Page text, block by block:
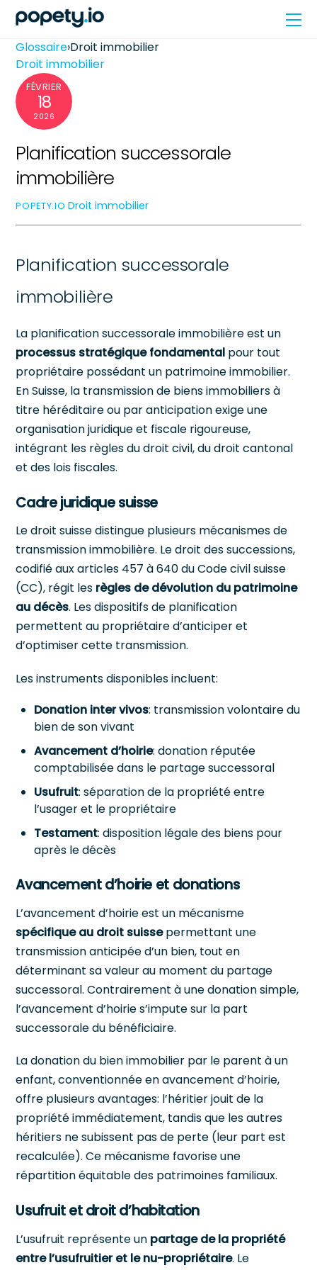
Skip
content
Glossaire›Droit immobilier
Droit immobilier
FÉVRIER
18
2026
Planification successorale
immobilière
POPETY.IO Droit immobilier
Planification successorale
immobilière
La planification successorale immobilière est un
processus stratégique fondamental pour tout
propriétaire possédant un patrimoine immobilier.
En Suisse, la transmission de biens immobiliers à
titre héréditaire ou par anticipation exige une
organisation juridique et fiscale rigoureuse,
intégrant les règles du droit civil, du droit cantonal
et des lois fiscales.
Cadre juridique suisse
Le droit suisse distingue plusieurs mécanismes de
transmission immobilière. Le droit des successions,
codifié aux articles 457 à 640 du Code civil suisse
(CC), régit les règles de dévolution du patrimoine
au décès. Les dispositifs de planification
permettent au propriétaire d’anticiper et
d’optimiser cette transmission.
Les instruments disponibles incluent:
Donation inter vivos: transmission volontaire du
bien de son vivant
Avancement d’hoirie: donation réputée
comptabilisée dans le partage successoral
Usufruit: séparation de la propriété entre
l’usager et le propriétaire
Testament: disposition légale des biens pour
après le décès
Avancement d’hoirie et donations
L’avancement d’hoirie est un mécanisme
spécifique au droit suissepermettant une
transmission anticipée d’un bien, tout en
déterminant sa valeur au moment du partage
successoral. Contrairement à une donation simple,
l’avancement d’hoirie s’impute sur la part
successorale du bénéficiaire.
La donation du bien immobilier par le parent à un
enfant, conventionnée en avancement d’hoirie,
offre plusieurs avantages: l’héritier jouit de la
propriété immédiatement, tandis que les autres
héritiers ne subissent pas de perte (leur part est
recalculée). Ce mécanisme favorise une
répartition équitable des patrimoines familiaux.
Usufruit et droit d’habitation
L’usufruit représente un partage de la propriété
entre l’usufruitier et le nu-propriétaire. Le